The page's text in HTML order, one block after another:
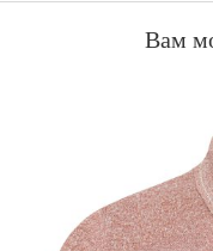
Вам